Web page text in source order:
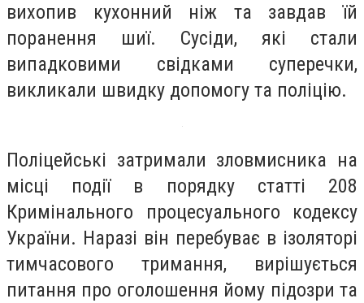
вихопив кухонний ніж та завдав їй
поранення шиї. Сусіди, які стали
випадковими свідками суперечки,
викликали швидку допомогу та поліцію.
Поліцейські затримали зловмисника на
місці події в порядку статті 208
Кримінального процесуального кодексу
України. Наразі він перебуває в ізоляторі
тимчасового тримання, вирішується
питання про оголошення йому підозри та